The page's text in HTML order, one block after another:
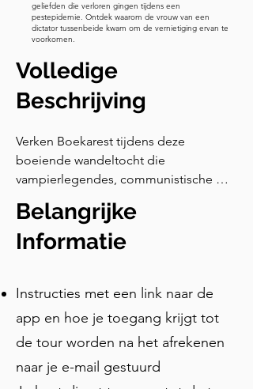
geliefden die verloren gingen tijdens een
pestepidemie. Ontdek waarom de vrouw van een
dictator tussenbeide kwam om de vernietiging ervan te
voorkomen.
Volledige
Beschrijving
Verken Boekarest tijdens deze
boeiende wandeltocht die
vampierlegendes, communistische
samenbrengt. Ontdek hoe Vlad de
Spietser, de echte Dracula, de stad
heeft gesticht. Sta op het
dramatische ondergang van dictator
Nicolae Ceaușescu, en verwonder je
over hoe Boekarest zijn
onderdrukkende regime heeft
overleefd. Bezoek iconische
Belangrijke
Informatie
Instructies met een link naar de
app en hoe je toegang krijgt tot
de tour worden na het afrekenen
naar je e-mail gestuurd